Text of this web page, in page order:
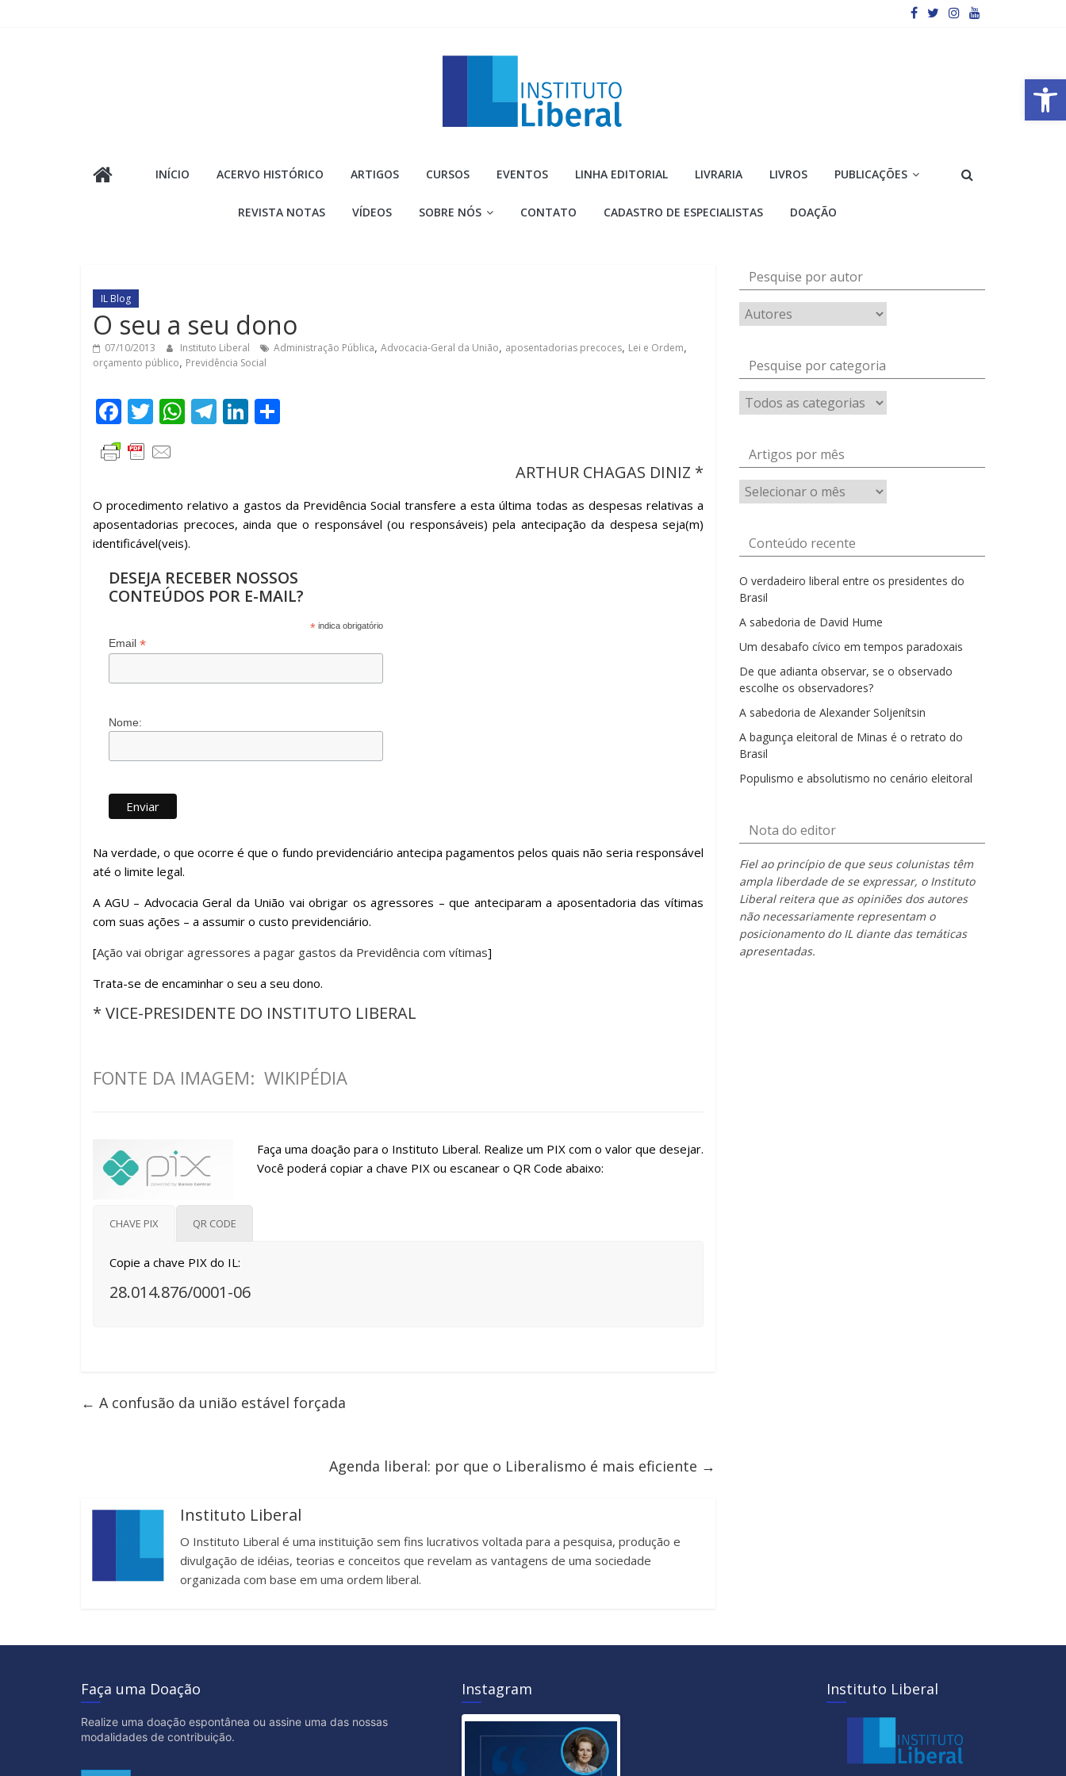
Barra de Ferramentas Aberta
Liberal
da
INÍCIO ACERVO HISTÓRICO ARTIGOS CURSOS EVENTOS LINHA EDITORIAL LIVRARIA LIVROS PUBLICAÇÕES
REVISTA NOTAS VÍDEOS SOBRE NÓS CONTATO CADASTRO DE ESPECIALISTAS DOAÇÃO
IL Blog
O seu a seu dono
07/10/2013 Instituto Liberal Administração Pública, Advocacia-Geral da União, aposentadorias precoces, Lei e Ordem,
orçamento público, Previdência Social
F
ac
e
o
o
k
T
w
itt
W
A
p
p
T
a
m
Li
dI
n
ar
til
h
ar
ARTHUR CHAGAS DINIZ *
O procedimento relativo a gastos da Previdência Social transfere a esta última todas as despesas relativas a
aposentadorias precoces, ainda que o responsável (ou responsáveis) pela antecipação da despesa seja(m)
identificável(veis).
DESEJA RECEBER NOSSOS
CONTEÚDOS POR E-MAIL?
*indica obrigatório
Email *
Nome:
Na verdade, o que ocorre é que o fundo previdenciário antecipa pagamentos pelos quais não seria responsável
até o limite legal.
A AGU – Advocacia Geral da União vai obrigar os agressores – que anteciparam a aposentadoria das vítimas
com suas ações – a assumir o custo previdenciário.
[Ação vai obrigar agressores a pagar gastos da Previdência com vítimas]
Trata-se de encaminhar o seu a seu dono.
* VICE-PRESIDENTE DO INSTITUTO LIBERAL
FONTE DA IMAGEM: WIKIPÉDIA
Faça uma doação para o Instituto Liberal. Realize um PIX com o valor que desejar.
Você poderá copiar a chave PIX ou escanear o QR Code abaixo:
CHAVE PIX QR CODE
Copie a chave PIX do IL:
28.014.876/0001-06
← A confusão da união estável forçada
Agenda liberal: por que o Liberalismo é mais eficiente →
Instituto Liberal
O Instituto Liberal é uma instituição sem fins lucrativos voltada para a pesquisa, produção e
divulgação de idéias, teorias e conceitos que revelam as vantagens de uma sociedade
organizada com base em uma ordem liberal.
Pesquise por autor
Pesquise por categoria
Artigos por mês
Artigos
por
Conteúdo recente
O verdadeiro liberal entre os presidentes do
Brasil
A sabedoria de David Hume
Um desabafo cívico em tempos paradoxais
De que adianta observar, se o observado
escolhe os observadores?
A sabedoria de Alexander Soljenítsin
A bagunça eleitoral de Minas é o retrato do
Brasil
Populismo e absolutismo no cenário eleitoral
Nota do editor
Fiel ao princípio de que seus colunistas têm
ampla liberdade de se expressar, o Instituto
Liberal reitera que as opiniões dos autores
não necessariamente representam o
posicionamento do IL diante das temáticas
apresentadas.
Faça uma Doação
Realize uma doação espontânea ou assine uma das nossas
modalidades de contribuição.
Instagram Instituto Liberal